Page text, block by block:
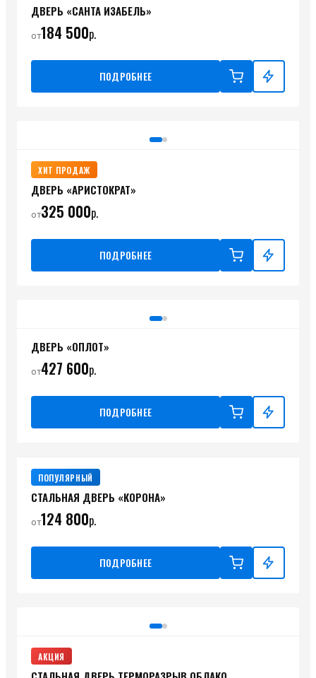
ДВЕРЬ «САНТА ИЗАБЕЛЬ»
от184 500р.
ПОДРОБНЕЕ
ХИТ ПРОДАЖ
ДВЕРЬ «АРИСТОКРАТ»
от325 000р.
ПОДРОБНЕЕ
ДВЕРЬ «ОПЛОТ»
от427 600р.
ПОДРОБНЕЕ
ПОПУЛЯРНЫЙ
СТАЛЬНАЯ ДВЕРЬ «КОРОНА»
от124 800р.
ПОДРОБНЕЕ
АКЦИЯ